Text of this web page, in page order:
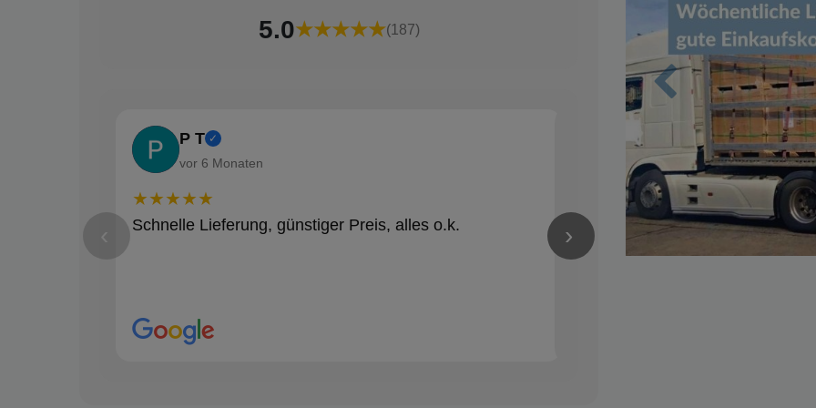
5.0★★★★★(187)
P T ✓
vor 6 Monaten
★★★★★
Schnelle Lieferung, günstiger Preis, alles o.k.
Nico Schröder ✓
vor 1 Jahren
★★★★★
Alles Bestens! Gerne wieder
›
Zurück